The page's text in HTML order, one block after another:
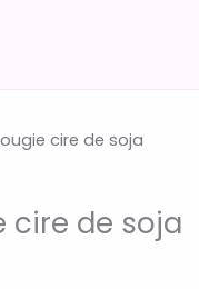
cire de soja
cire de soja